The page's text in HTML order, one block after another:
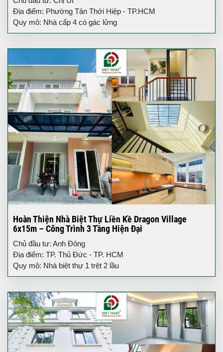
Địa điểm: Phường Tân Thới Hiệp - TP.HCM
Quy mô: Nhà cấp 4 có gác lửng
Hoàn Thiện Nhà Biệt Thự Liền Kề Dragon Village
6x15m – Công Trình 3 Tầng Hiện Đại
Chủ đầu tư: Anh Đông
Địa điểm: TP. Thủ Đức - TP. HCM
Quy mô: Nhà biệt thự 1 trệt 2 lầu